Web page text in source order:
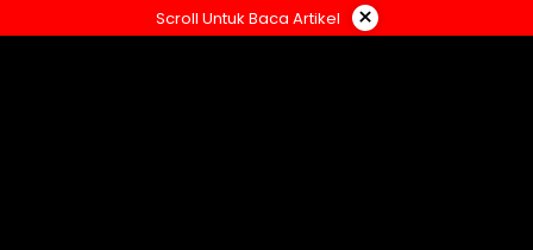
ke
Scroll Untuk Baca Artikel ×